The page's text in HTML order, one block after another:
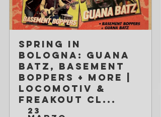
Spring in
Bologna: Guana
Batz, Basement
Boppers + more |
Locomotiv &
Freakout Cl...
23